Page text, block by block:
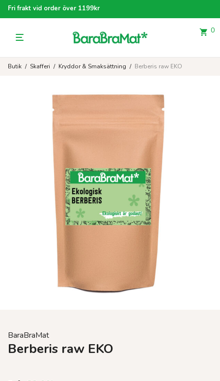
Fri frakt vid order över 1199kr
0
Butik / Skafferi / Kryddor & Smaksättning / Berberis raw EKO
BaraBraMat
Berberis raw EKO